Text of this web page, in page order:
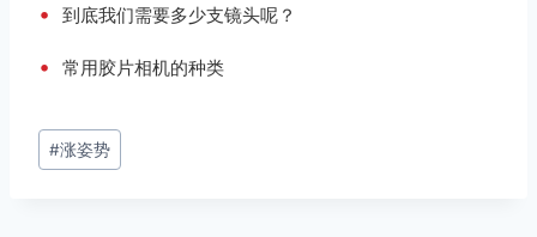
• 到底我们需要多少支镜头呢？
• 常用胶片相机的种类
文
章
#涨姿势